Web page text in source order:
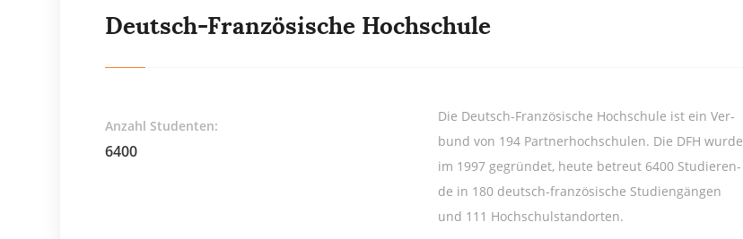
Deutsch-Französische Hochschule
Anzahl Studenten:
6400
Die Deutsch-Fran­zö­si­sche Hoch­schu­le ist ein Ver­
bund von 194 Part­ner­hoch­schu­len. Die DFH wur­de
im 1997 ge­grün­det, heu­te be­treut 6400 Stu­die­ren­
de in 180 deutsch-fran­zö­si­sche Stu­di­en­gän­gen
und 111 Hoch­schul­stand­or­ten.